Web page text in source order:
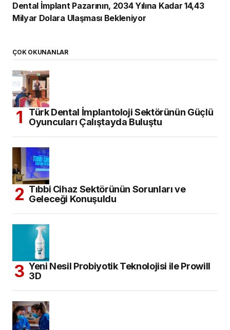
Dental İmplant Pazarının, 2034 Yılına Kadar 14,43
Milyar Dolara Ulaşması Bekleniyor
ÇOK OKUNANLAR
Türk Dental İmplantoloji Sektörünün Güçlü
Oyuncuları Çalıştayda Buluştu
Tıbbi Cihaz Sektörünün Sorunları ve
Geleceği Konuşuldu
Yeni Nesil Probiyotik Teknolojisi ile Prowill
3D